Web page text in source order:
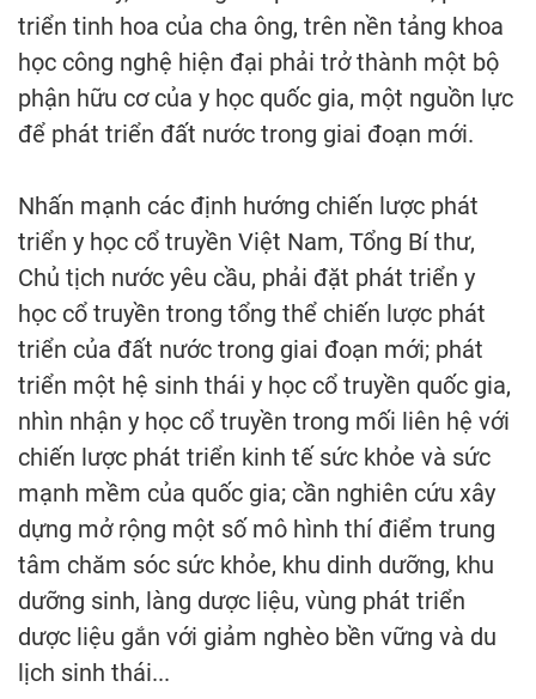
triển tinh hoa của cha ông, trên nền tảng khoa
học công nghệ hiện đại phải trở thành một bộ
phận hữu cơ của y học quốc gia, một nguồn lực
để phát triển đất nước trong giai đoạn mới.
Nhấn mạnh các định hướng chiến lược phát
triển y học cổ truyền Việt Nam, Tổng Bí thư,
Chủ tịch nước yêu cầu, phải đặt phát triển y
học cổ truyền trong tổng thể chiến lược phát
triển của đất nước trong giai đoạn mới; phát
triển một hệ sinh thái y học cổ truyền quốc gia,
nhìn nhận y học cổ truyền trong mối liên hệ với
chiến lược phát triển kinh tế sức khỏe và sức
mạnh mềm của quốc gia; cần nghiên cứu xây
dựng mở rộng một số mô hình thí điểm trung
tâm chăm sóc sức khỏe, khu dinh dưỡng, khu
dưỡng sinh, làng dược liệu, vùng phát triển
dược liệu gắn với giảm nghèo bền vững và du
lịch sinh thái...